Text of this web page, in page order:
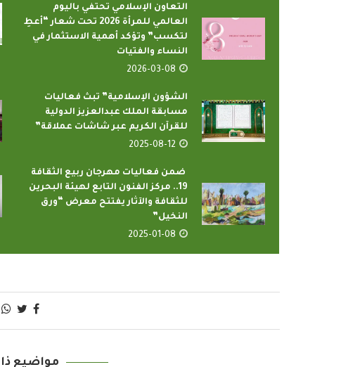
التعاون الإسلامي تحتفي باليوم
العالمي للمرأة 2026 تحت شعار “أعطِ
لتكسب” وتؤكد أهمية الاستثمار في
النساء والفتيات
2026-03-08
الشؤون الإسلامية” تبث فعاليات
مسابقة الملك عبدالعزيز الدولية
للقرآن الكريم عبر شاشات عملاقة”
2025-08-12
ضمن فعاليات مهرجان ربيع الثقافة
19.. مركز الفنون التابع لهيئة البحرين
للثقافة والآثار يفتتح معرض “ورق
النخيل”
2025-01-08
مواضيع